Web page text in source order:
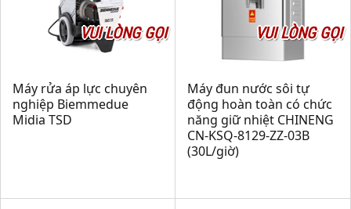
VUI LÒNG GỌI
Máy rửa áp lực chuyên
nghiệp Biemmedue
Midia TSD
VUI LÒNG GỌI
Máy đun nước sôi tự
động hoàn toàn có chức
năng giữ nhiệt CHINENG
CN-KSQ-8129-ZZ-03B
(30L/giờ)